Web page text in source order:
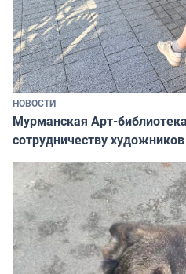
НОВОСТИ
Мурманская Арт-
сотрудничеству